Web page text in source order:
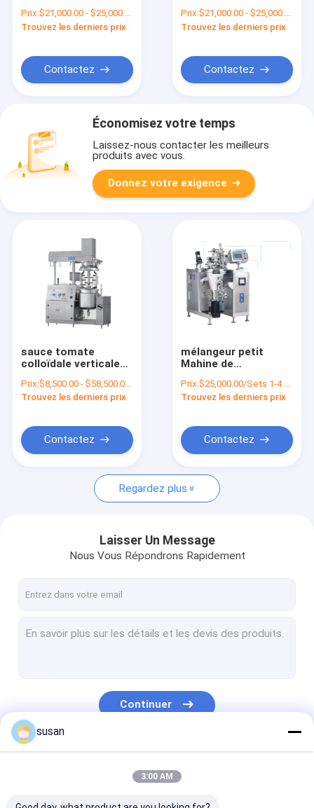
Maison
aluminium crème de
main
Prix:$21,000.00 - $25,000.00/Sets
Trouvez les derniers prix
Contactez
mou pour le
shampooing crème
Prix:$21,000.00 - $25,000.00/Sets
Trouvez les derniers prix
Contactez
Économisez votre temps
Laissez-nous contacter les meilleurs
produits avec vous.
Donnez votre exigence
sauce tomate
colloïdale verticale
meulage de beurre
d'arachide du moulin
machine
Prix:$8,500.00 - $58,500.00/Sets
Trouvez les derniers prix
Contactez
mélangeur petit
Mahine de
cosmétique
d'émulsifiant de
10L 4 kilowatts
Prix:$25,000.00/Sets 1-4 Sets
Trouvez les derniers prix
Contactez
Regardez plus
Laisser Un Message
Nous Vous Répondrons Rapidement
Continuer
susan
3:00 AM